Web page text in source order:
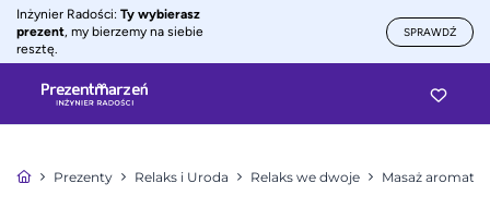
Inżynier Radości: Ty wybierasz
prezent, my bierzemy na siebie
resztę.
SPRAWDŹ
Prezenty Relaks i Uroda Relaks we dwoje Masaż